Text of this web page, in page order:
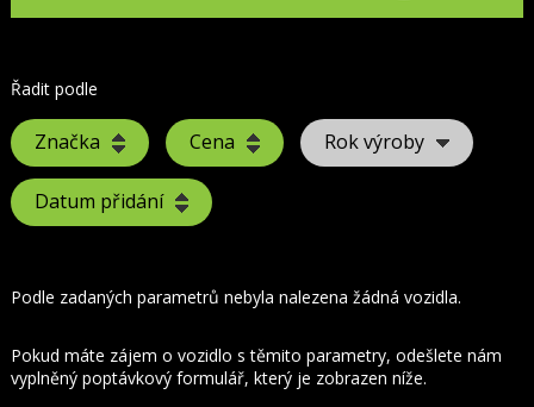
Řadit podle
Značka Cena Rok výroby
Datum přidání
Podle zadaných parametrů nebyla nalezena žádná vozidla.
Pokud máte zájem o vozidlo s těmito parametry, odešlete nám
vyplněný poptávkový formulář, který je zobrazen níže.